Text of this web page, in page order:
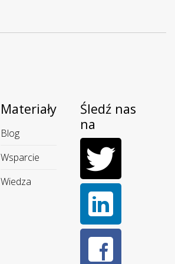
Materiały
Blog
Wsparcie
Wiedza
Śledź nas
na